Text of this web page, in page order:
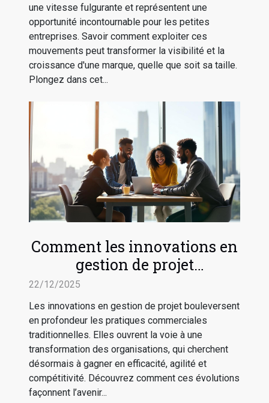
une vitesse fulgurante et représentent une
opportunité incontournable pour les petites
entreprises. Savoir comment exploiter ces
mouvements peut transformer la visibilité et la
croissance d'une marque, quelle que soit sa taille.
Plongez dans cet...
Comment les innovations en
gestion de projet
transforment-elles les
pratiques commerciales ?
22/12/2025
Les innovations en gestion de projet bouleversent
en profondeur les pratiques commerciales
traditionnelles. Elles ouvrent la voie à une
transformation des organisations, qui cherchent
désormais à gagner en efficacité, agilité et
compétitivité. Découvrez comment ces évolutions
façonnent l’avenir...